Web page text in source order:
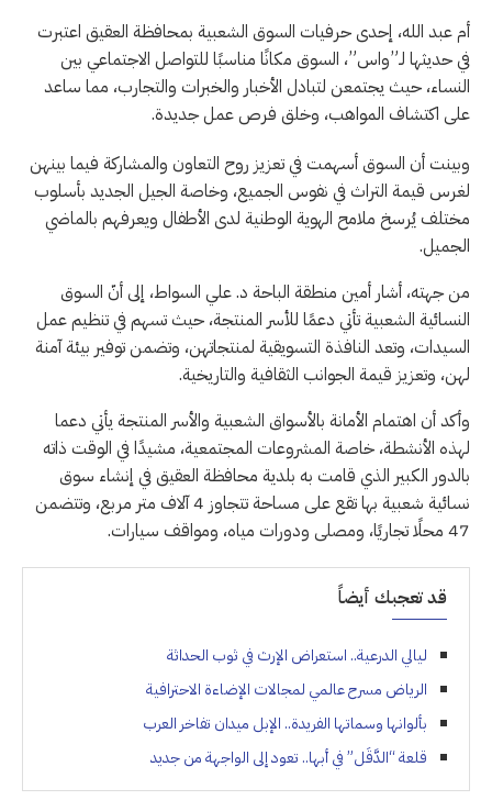
أم عبد الله، إحدى حرفيات السوق الشعبية بمحافظة العقيق اعتبرت
في حديثها لـ”واس”، السوق مكانًا مناسبًا للتواصل الاجتماعي بين
النساء، حيث يجتمعن لتبادل الأخبار والخبرات والتجارب، مما ساعد
على اكتشاف المواهب، وخلق فرص عمل جديدة.
وبينت أن السوق أسهمت في تعزيز روح التعاون والمشاركة فيما بينهن
لغرس قيمة التراث في نفوس الجميع، وخاصة الجيل الجديد بأسلوب
مختلف يُرسخ ملامح الهوية الوطنية لدى الأطفال ويعرفهم بالماضي
الجميل.
من جهته، أشار أمين منطقة الباحة د. علي السواط، إلى أنّ السوق
النسائية الشعبية تأتي دعمًا للأسر المنتجة، حيث تسهم في تنظيم عمل
السيدات، وتعد النافذة التسويقية لمنتجاتهن، وتضمن توفير بيئة آمنة
لهن، وتعزيز قيمة الجوانب الثقافية والتاريخية.
وأكد أن اهتمام الأمانة بالأسواق الشعبية والأسر المنتجة يأتي دعما
لهذه الأنشطة، خاصة المشروعات المجتمعية، مشيدًا في الوقت ذاته
بالدور الكبير الذي قامت به بلدية محافظة العقيق في إنشاء سوق
نسائية شعبية بها تقع على مساحة تتجاوز 4 آلاف متر مربع، وتتضمن
47 محلًا تجاريًا، ومصلى ودورات مياه، ومواقف سيارات.
قد تعجبك أيضاً
ليالي الدرعية.. استعراض الإرث في ثوب الحداثة
الرياض مسرح عالمي لمجالات الإضاءة الاحترافية
بألوانها وسماتها الفريدة.. الإبل ميدان تفاخر العرب
قلعة “الدَّقَل” في أبها.. تعود إلى الواجهة من جديد